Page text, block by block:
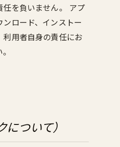
任を負いません。 アプ
ンロード、インストー
利用者自身の責任にお
ついて）